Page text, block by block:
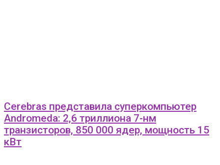
Cerebras представила суперкомпьютер
Andromeda: 2,6 триллиона 7-нм
транзисторов, 850 000 ядер, мощность 15
кВт